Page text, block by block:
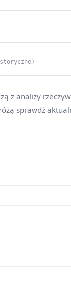
z analizy
sprawdź